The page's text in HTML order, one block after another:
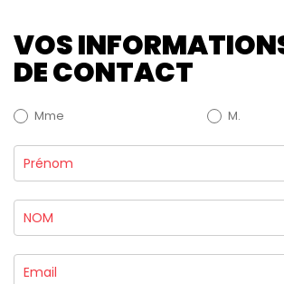
Salon
VOS
DE CONTACT
Mme M.